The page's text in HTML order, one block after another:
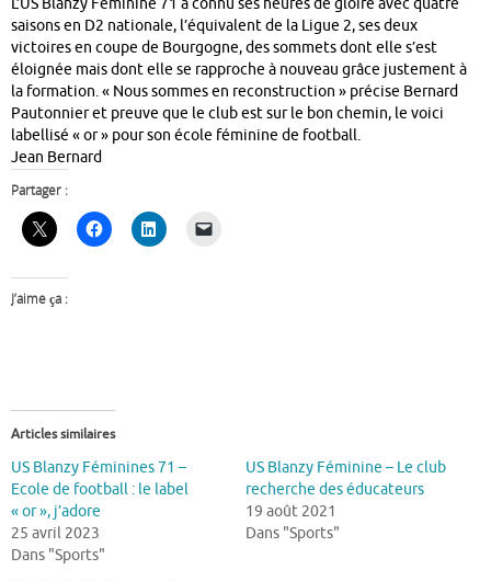
L’US Blanzy Féminine 71 a connu ses heures de gloire avec quatre
saisons en D2 nationale, l’équivalent de la Ligue 2, ses deux
victoires en coupe de Bourgogne, des sommets dont elle s’est
éloignée mais dont elle se rapproche à nouveau grâce justement à
la formation. « Nous sommes en reconstruction » précise Bernard
Pautonnier et preuve que le club est sur le bon chemin, le voici
labellisé « or » pour son école féminine de football.
Jean Bernard
Partager :
J’aime ça :
Articles similaires
US Blanzy Féminines 71 –
Ecole de football : le label
« or », j’adore
25 avril 2023
Dans "Sports"
US Blanzy Féminine – Le club
recherche des éducateurs
19 août 2021
Dans "Sports"